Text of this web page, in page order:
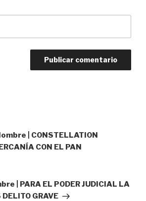
| CONSTELLATION
CON EL PAN
| PARA EL PODER JUDICIAL LA
DELITO GRAVE